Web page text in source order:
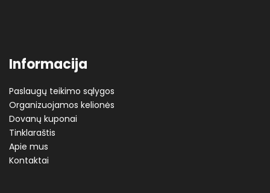
Informacija
Paslaugų teikimo sąlygos
Organizuojamos kelionės
Dovanų kuponai
Tinklaraštis
Apie mus
Kontaktai